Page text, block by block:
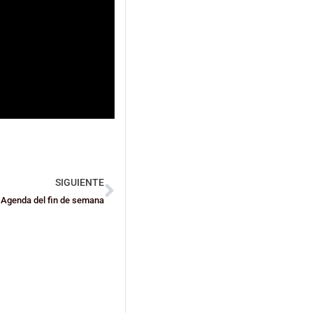
SIGUIENTE
Agenda del fin de semana